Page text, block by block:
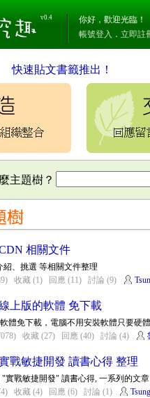
v0.4
你好，歡迎光臨！
帳號登入 ． 立即註
快速貼文書籤推出！
主題樹？
相關文件
紹、挑選 等相關文件整理
收藏 (1) 回應 (11) 討論 (9)
上版的軟體 免下載
體免下載，電腦不用安裝軟體只要硬
收藏 (27) 回應 (40) 討論 (4)
戰敏捷開發 讀書心得 整理
"實戰敏捷開發" 讀書心得, 一系列的文
收藏 (4) 回應 (6) 討論 (1) Tsung